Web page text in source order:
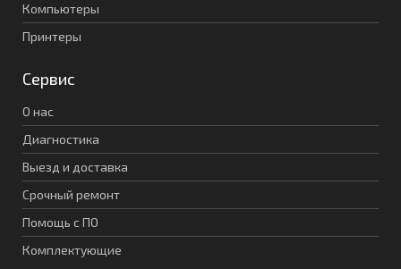
Компьютеры
Принтеры
Сервис
О нас
Диагностика
Выезд и доставка
Срочный ремонт
Помощь с ПО
Комплектующие